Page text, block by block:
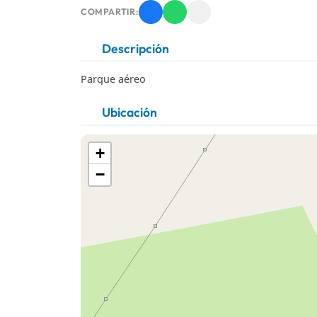
COMPARTIR:
Descripción
Parque aéreo
Ubicación
+
−